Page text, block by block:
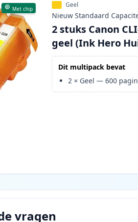
Met chip Geel
Nieuw Standaard
2 stuks Canon
geel (Ink Hero
Dit multipack bevat
2 × Geel —600
vragen